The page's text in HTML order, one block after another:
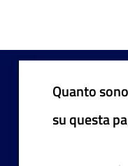
Quanto
su questa